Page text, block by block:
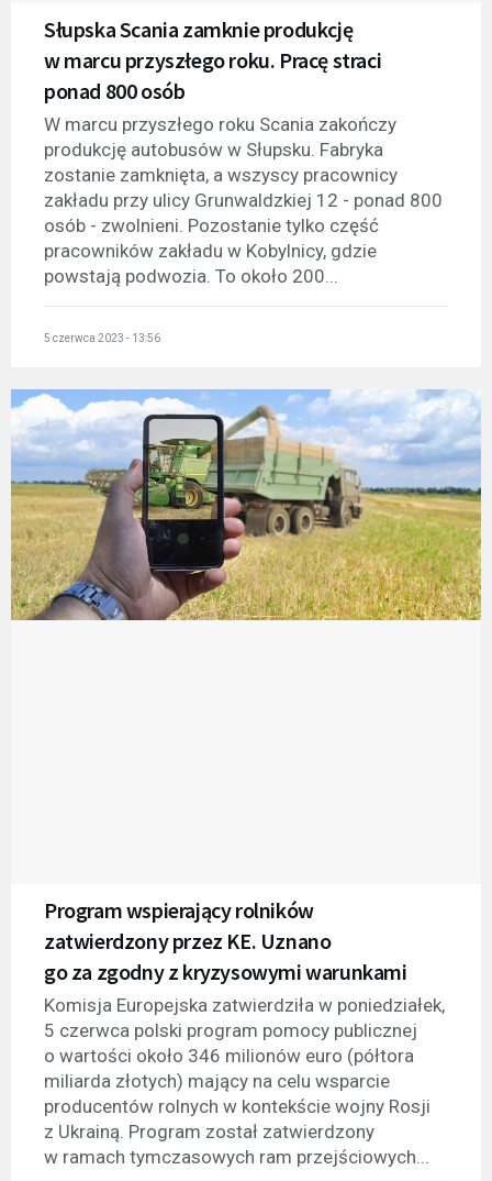
Słupska Scania zamknie produkcję
w marcu przyszłego roku. Pracę straci
ponad 800 osób
W marcu przyszłego roku Scania zakończy
produkcję autobusów w Słupsku. Fabryka
zostanie zamknięta, a wszyscy pracownicy
zakładu przy ulicy Grunwaldzkiej 12 - ponad 800
osób - zwolnieni. Pozostanie tylko część
pracowników zakładu w Kobylnicy, gdzie
powstają podwozia. To około 200...
5 czerwca 2023 - 13:56
Program wspierający rolników
zatwierdzony przez KE. Uznano
go za zgodny z kryzysowymi warunkami
Komisja Europejska zatwierdziła w poniedziałek,
5 czerwca polski program pomocy publicznej
o wartości około 346 milionów euro (półtora
miliarda złotych) mający na celu wsparcie
producentów rolnych w kontekście wojny Rosji
z Ukrainą. Program został zatwierdzony
w ramach tymczasowych ram przejściowych...